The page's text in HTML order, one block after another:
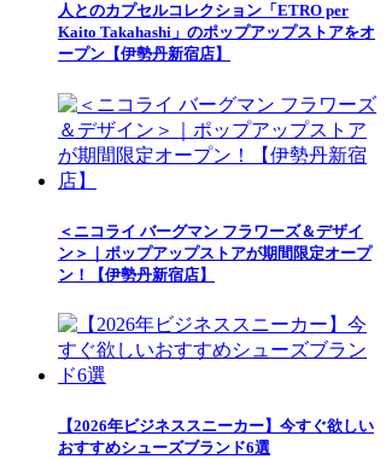
人とのカプセルコレクション「ETRO per
Kaito Takahashi」のポップアップストアをオ
ープン【伊勢丹新宿店】
＜ニコライ バーグマン フラワーズ＆デザイ
ン＞｜ポップアップストアが期間限定オープ
ン！【伊勢丹新宿店】
【2026年ビジネススニーカー】今すぐ欲しい
おすすめシューズブランド6選